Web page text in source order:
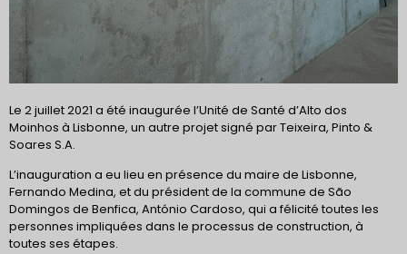
Le 2 juillet 2021 a été inaugurée l’Unité de Santé d’Alto dos
Moinhos à Lisbonne, un autre projet signé par Teixeira, Pinto &
Soares S.A.
L’inauguration a eu lieu en présence du maire de Lisbonne,
Fernando Medina, et du président de la commune de São
Domingos de Benfica, António Cardoso, qui a félicité toutes les
personnes impliquées dans le processus de construction, à
toutes ses étapes.